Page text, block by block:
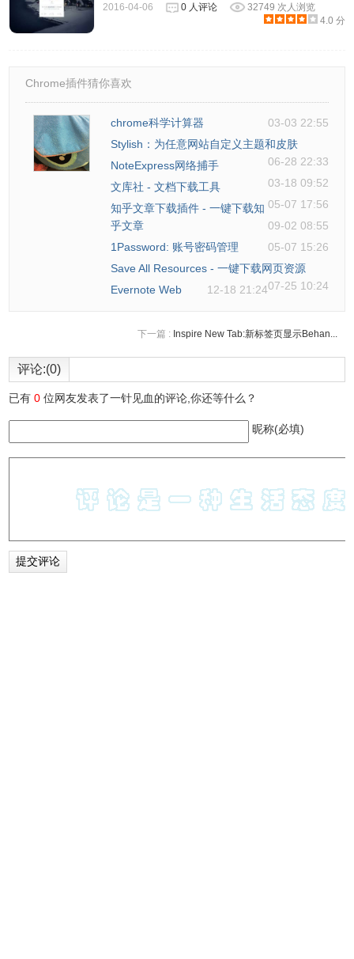
2016-04-06 0 人评论
32749 次人浏览
4.0 分
Chrome插件猜你喜欢
chrome科学计算器
03-03 22:55
Stylish：为任意网站自定义主题和皮肤
06-28 22:33
NoteExpress网络捕手
03-18 09:52
文库社 - 文档下载工具
05-07 17:56
知乎文章下载插件 - 一键下载知
乎文章
09-02 08:55
1Password: 账号密码管理
05-07 15:26
Save All Resources - 一键下载网页资源
07-25 10:24
Evernote Web 12-18 21:24
下一篇 : Inspire New Tab:新标签页显示Behan...
评论:(0)
已有0 位网友发表了一针见血的评论,你还等什么？
昵称(必填)